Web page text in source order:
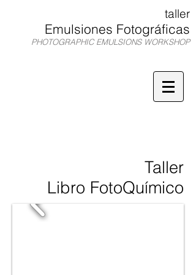
taller
Emulsiones Fotográficas
PHOTOGRAPHIC EMULSIONS WORKSHOP
Taller
Libro FotoQuímico